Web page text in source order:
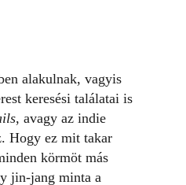
alakulnak, vagyis
keresési találatai is
, avagy az indie
Hogy ez mit takar
körmöt más
jin-jang minta a